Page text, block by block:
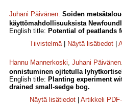
Juhani Päivänen. Soiden
käyttömahdollisuuksista
English title: Potential of peatlands
Tiivistelmä| Näytä lisätiedot
Hannu Mannerkoski, Juhani Päivänen.
onnistuminen ojitetulla
English title: Planting experiment
drained small-sedge bog.
Näytä lisätiedot
Artikkeli